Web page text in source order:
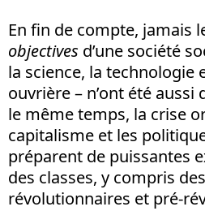
En fin de compte, jamais
objectives d’une société
la science, la technologie
ouvrière – n’ont été aussi
le même temps, la crise
capitalisme et les
préparent de puissantes
des classes, y compris
révolutionnaires et pré-